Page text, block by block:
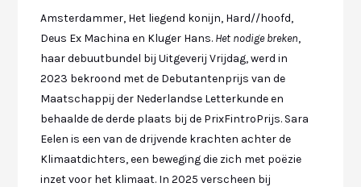
Amsterdammer, Het liegend konijn, Hard//hoofd,
Deus Ex Machina en Kluger Hans. Het nodige breken,
haar debuutbundel bij Uitgeverij Vrijdag, werd in
2023 bekroond met de Debutantenprijs van de
Maatschappij der Nederlandse Letterkunde en
behaalde de derde plaats bij de PrixFintroPrijs. Sara
Eelen is een van de drijvende krachten achter de
Klimaatdichters, een beweging die zich met poëzie
inzet voor het klimaat. In 2025 verscheen bij